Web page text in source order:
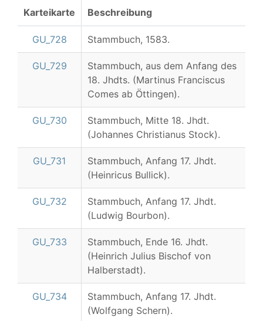
Karteikarte Beschreibung
GU_728 Stammbuch, 1583.
GU_729
Stammbuch, aus dem Anfang des
18. Jhdts. (Martinus Franciscus
Comes ab Öttingen).
GU_730
Stammbuch, Mitte 18. Jhdt.
(Johannes Christianus Stock).
GU_731
Stammbuch, Anfang 17. Jhdt.
(Heinricus Bullick).
GU_732
Stammbuch, Anfang 17. Jhdt.
(Ludwig Bourbon).
GU_733
Stammbuch, Ende 16. Jhdt.
(Heinrich Julius Bischof von
Halberstadt).
GU_734
Stammbuch, Anfang 17. Jhdt.
(Wolfgang Schern).